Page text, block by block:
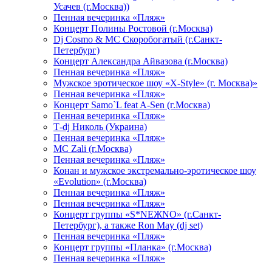
Усачев (г.Москва))
Пенная вечеринка «Пляж»
Концерт Полины Ростовой (г.Москва)
Dj Cosmo & МС Скоробогатый (г.Санкт-
Петербург)
Концерт Александра Айвазова (г.Москва)
Пенная вечеринка «Пляж»
Мужское эротическое шоу «X-Style» (г. Москва)»
Пенная вечеринка «Пляж»
Концерт Samo`L feat A-Sen (г.Москва)
Пенная вечеринка «Пляж»
Т-dj Николь (Украина)
Пенная вечеринка «Пляж»
МС Zali (г.Москва)
Пенная вечеринка «Пляж»
Конан и мужское экстремально-эротическое шоу
«Evolution» (г.Москва)
Пенная вечеринка «Пляж»
Пенная вечеринка «Пляж»
Концерт группы «S*NEЖNO» (г.Санкт-
Петербург), а также Ron May (dj set)
Пенная вечеринка «Пляж»
Концерт группы «Планка» (г.Москва)
Пенная вечеринка «Пляж»